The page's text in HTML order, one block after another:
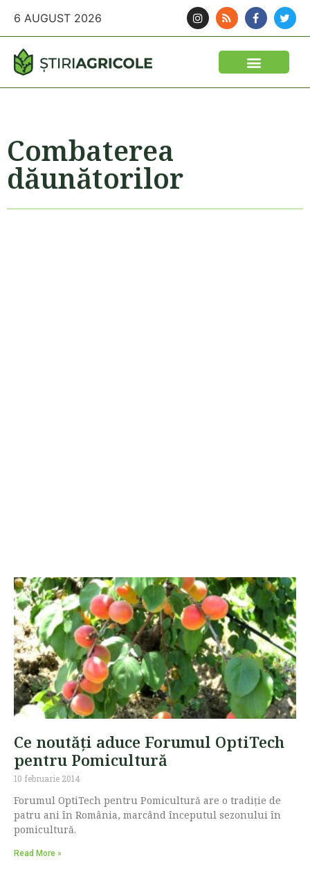
6 AUGUST 2026
Combaterea
dăunătorilor
Ce noutăți aduce Forumul OptiTech
pentru Pomicultură
10 februarie 2014
Forumul OptiTech pentru Pomicultură are o tradiție de
patru ani în România, marcând începutul sezonului în
pomicultură.
Read More »